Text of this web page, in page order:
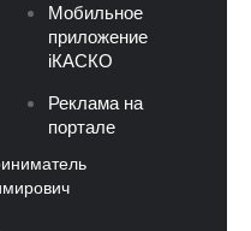
Мобильное
приложение
iКАСКО
Реклама на
портале